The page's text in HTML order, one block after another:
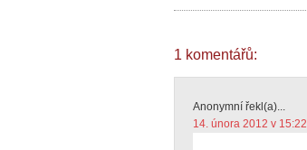
1 komentářů:
Anonymní řekl(a)...
14. února 2012 v 15:22